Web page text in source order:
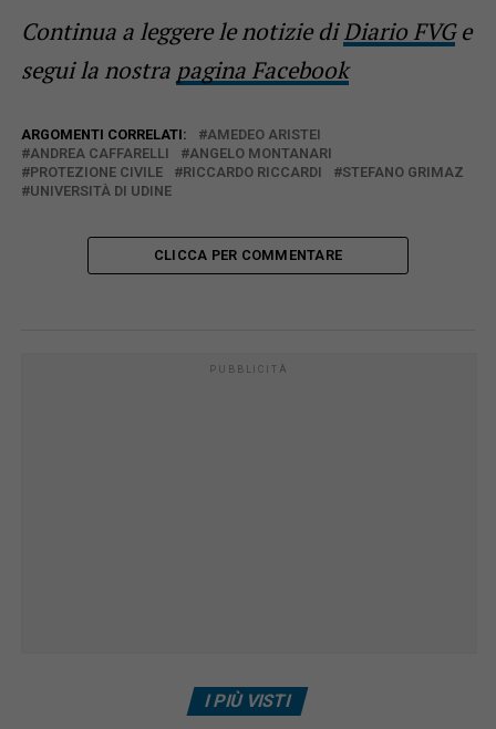
Continua a leggere le notizie diDiario FVGe
segui la nostra pagina Facebook
ARGOMENTI CORRELATI:
AMEDEO ARISTEI
ANDREA CAFFARELLI
ANGELO MONTANARI
PROTEZIONE CIVILE
RICCARDO RICCARDI
STEFANO GRIMAZ
UNIVERSITÀ DI UDINE
CLICCA PER COMMENTARE
PUBBLICITÀ
I PIÙ VISTI